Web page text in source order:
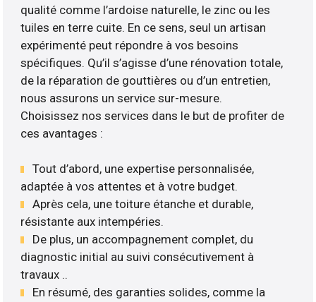
qualité comme l’ardoise naturelle, le zinc ou les
tuiles en terre cuite. En ce sens, seul un artisan
expérimenté peut répondre à vos besoins
spécifiques. Qu’il s’agisse d’une rénovation totale,
de la réparation de gouttières ou d’un entretien,
nous assurons un service sur-mesure.
Choisissez nos services dans le but de profiter de
ces avantages :
Tout d’abord, une expertise personnalisée,
adaptée à vos attentes et à votre budget.
Après cela, une toiture étanche et durable,
résistante aux intempéries.
De plus, un accompagnement complet, du
diagnostic initial au suivi consécutivement à
travaux ..
En résumé, des garanties solides, comme la